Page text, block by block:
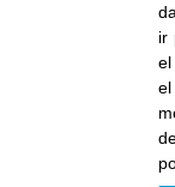
ir
el